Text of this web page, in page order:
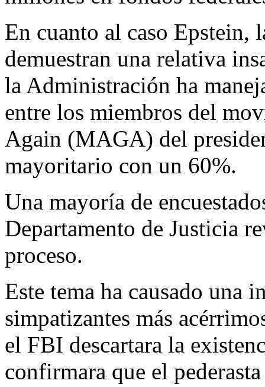
En cuanto al caso Epstein,
demuestran una relativa
la Administración ha
entre los miembros del
Again (MAGA) del
mayoritario con un 60%.
Una mayoría de
Departamento de Justicia
proceso.
Este tema ha causado una
simpatizantes más
el FBI descartara la
confirmara que el